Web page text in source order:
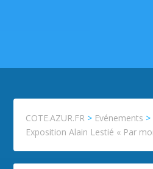
COTE.AZUR.FR > Evénements >
Exposition Alain Lestié « Par